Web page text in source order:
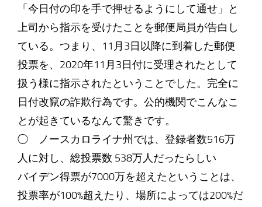
「今日付の印を手で押せるようにして通せ」と
上司から指示を受けたことを郵便局員が告白し
ている。つまり、11月3日以降に到着した郵便
投票を、2020年11月3日付に受理されたとして
扱う様に指示されたということでした。完全に
日付改竄の詐欺行為です。公的機関でこんなこ
とが起きているなんて驚きです。
◯ ノースカロライナ州では、登録者数516万
人に対し、総投票数 538万人だったらしい
バイデン得票が7000万を超えたということは、
投票率が100%超えたり、場所によっては200%だ